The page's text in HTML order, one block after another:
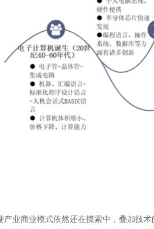
产业商业模式依然还在摸索中，叠加技